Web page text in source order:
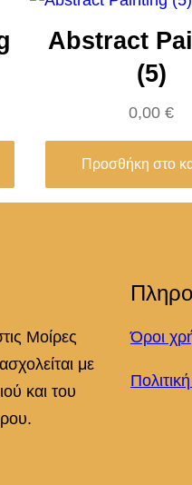
Abstract
(5)
0,00€
Προσθήκη στο
Μοίρες
με
και του
Όροι